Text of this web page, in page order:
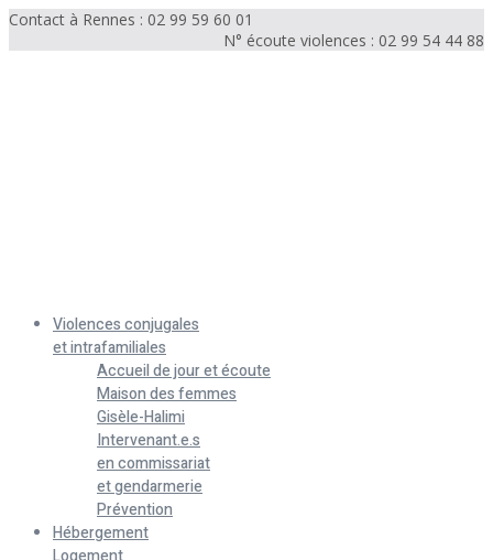
Contact à Rennes : 02 99 59 60 01
N° écoute violences : 02 99 54 44 88
Violences conjugales
et intrafamiliales
Accueil de jour et écoute
Maison des femmes
Gisèle-Halimi
Intervenant.e.s
en commissariat
et gendarmerie
Prévention
Hébergement